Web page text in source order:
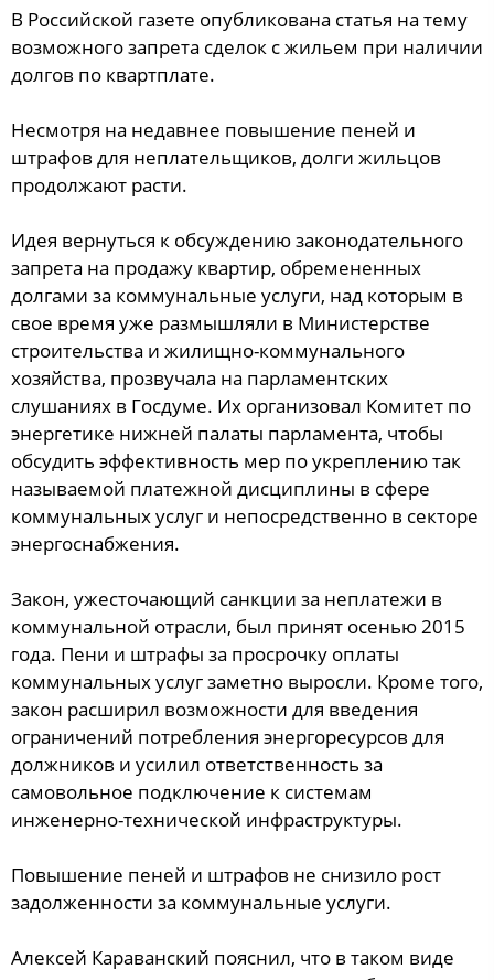
В Российской газете опубликована статья на тему
возможного запрета сделок с жильем при наличии
долгов по квартплате.
Несмотря на недавнее повышение пеней и
штрафов для неплательщиков, долги жильцов
продолжают расти.
Идея вернуться к обсуждению законодательного
запрета на продажу квартир, обремененных
долгами за коммунальные услуги, над которым в
свое время уже размышляли в Министерстве
строительства и жилищно-коммунального
хозяйства, прозвучала на парламентских
слушаниях в Госдуме. Их организовал Комитет по
энергетике нижней палаты парламента, чтобы
обсудить эффективность мер по укреплению так
называемой платежной дисциплины в сфере
коммунальных услуг и непосредственно в секторе
энергоснабжения.
Закон, ужесточающий санкции за неплатежи в
коммунальной отрасли, был принят осенью 2015
года. Пени и штрафы за просрочку оплаты
коммунальных услуг заметно выросли. Кроме того,
закон расширил возможности для введения
ограничений потребления энергоресурсов для
должников и усилил ответственность за
самовольное подключение к системам
инженерно-технической инфраструктуры.
Повышение пеней и штрафов не снизило рост
задолженности за коммунальные услуги.
Алексей Караванский пояснил, что в таком виде